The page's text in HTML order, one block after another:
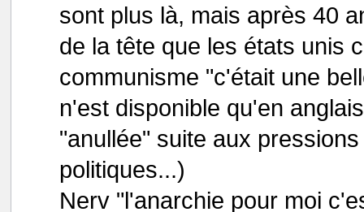
sont plus là, mais après 40
de la tête que les états unis
communisme "c'était une
n'est disponible qu'en
"anullée" suite aux
politiques...)
Nerv "l'anarchie pour moi